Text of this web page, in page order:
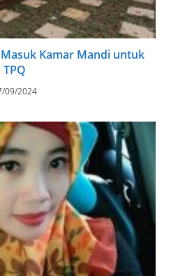
Kamar Mandi untuk
TPQ
09/2024